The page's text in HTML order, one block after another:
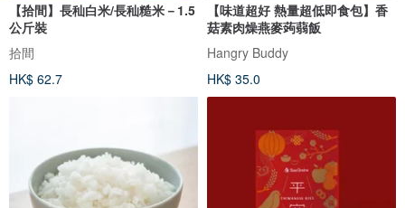
【拾間】長秈白米/長秈糙米－1.5
公斤裝
拾間
HK$ 62.7
【味道超好 熱量超低即食包】香
菇素肉燥燕麥蒟蒻飯
Hangry Buddy
HK$ 35.0